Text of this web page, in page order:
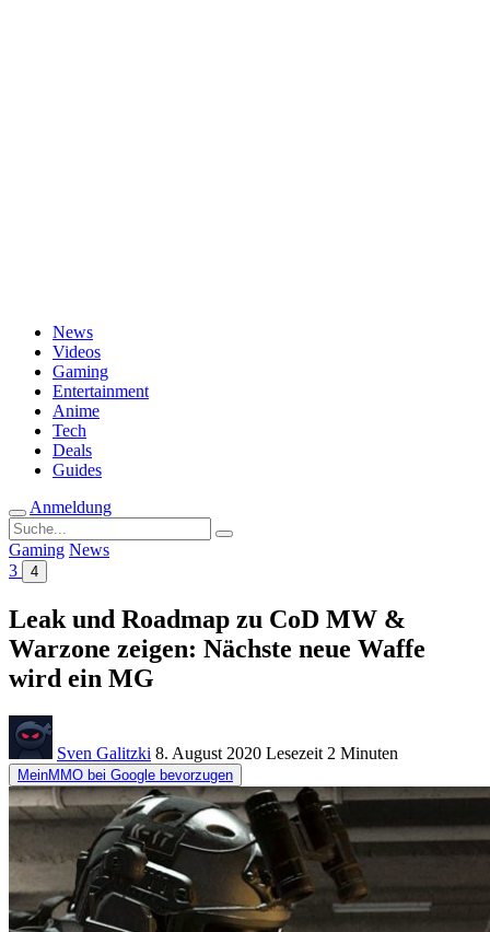
News
Videos
Gaming
Entertainment
Anime
Tech
Deals
Guides
Anmeldung
Suche
nach:
Gaming News
3
4
Leak und Roadmap zu CoD MW &
Warzone zeigen: Nächste neue Waffe
wird ein MG
Sven Galitzki 8. August 2020 Lesezeit 2 Minuten
MeinMMO bei Google bevorzugen